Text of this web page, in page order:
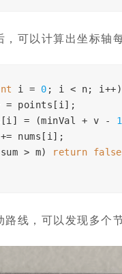
可以计算出坐标轴
i = 0 ; i < n; i ++)
= points [ i ];
[i ] = (minVal + v - 1
+= nums [ i ];
sum > m) return false
路线，可以发现多个